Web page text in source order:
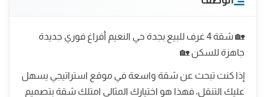
🏡 شقة 4 غرف للبيع بجدة حي النعيم أفراغ فوري جديدة
جاهزة للسكن 🏡
إذا كنت تبحث عن شقة واسعة في موقع استراتيجي يسهل
عليك التنقل، فهذا هو اختيارك المثالي امتلك شقة بتصميم